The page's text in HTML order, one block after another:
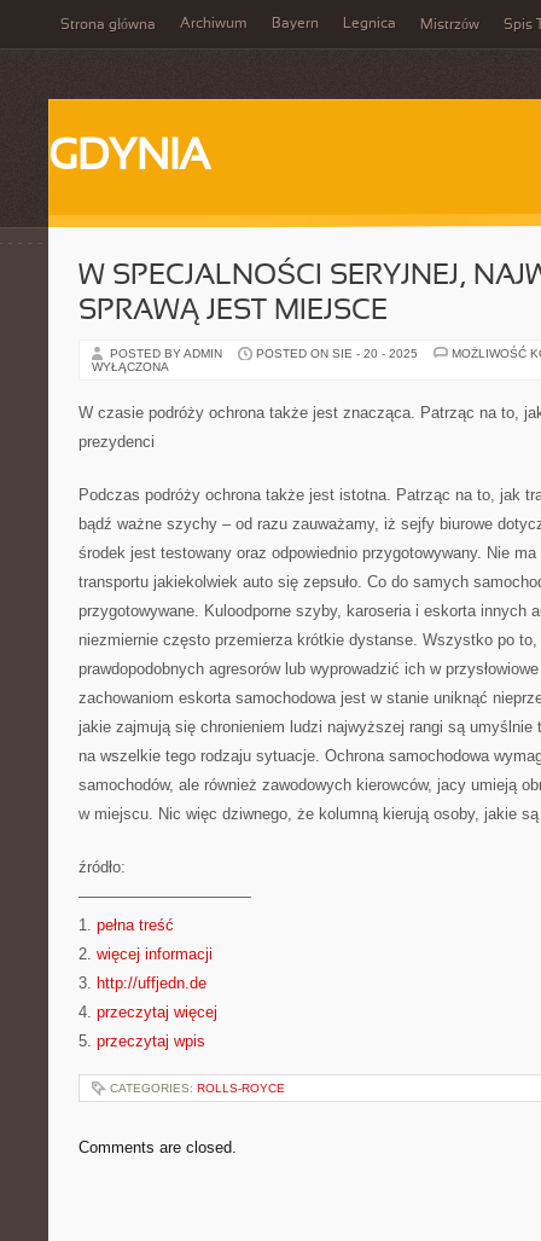
Strona główna Archiwum Bayern Legnica Mistrzów Spis
GDYNIA
W SPECJALNOŚCI SERYJNEJ,
SPRAWĄ JEST MIEJSCE
POSTED BY ADMIN POSTED ON SIE - 20 - 2025
MOŻLIWOŚĆ
WYŁĄCZONA
W czasie podróży ochrona także jest znacząca. Patrząc na to,
prezydenci
Podczas podróży ochrona także jest istotna. Patrząc na to, jak
bądź ważne szychy – od razu zauważamy, iż sejfy biurowe
środek jest testowany oraz odpowiednio przygotowywany. Nie
transportu jakiekolwiek auto się zepsuło. Co do samych
przygotowywane. Kuloodporne szyby, karoseria i eskorta innych
niezmiernie często przemierza krótkie dystanse. Wszystko po
prawdopodobnych agresorów lub wyprowadzić ich w
zachowaniom eskorta samochodowa jest w stanie uniknąć
jakie zajmują się chronieniem ludzi najwyższej rangi są umyślnie
na wszelkie tego rodzaju sytuacje. Ochrona samochodowa
samochodów, ale również zawodowych kierowców, jacy umieją
w miejscu. Nic więc dziwnego, że kolumną kierują osoby, jakie
źródło:
———————————
1. pełna treść
2. więcej informacji
3. http://uffjedn.de
4. przeczytaj więcej
5. przeczytaj wpis
CATEGORIES: ROLLS-ROYCE
Comments are closed.